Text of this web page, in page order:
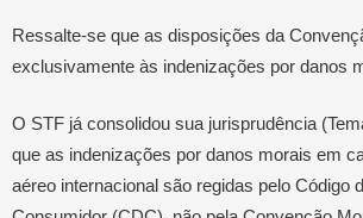
Ressalte-se que as disposições da
exclusivamente às indenizações por danos
O STF já consolidou sua jurisprudência
que as indenizações por danos morais em
aéreo internacional são regidas pelo Código